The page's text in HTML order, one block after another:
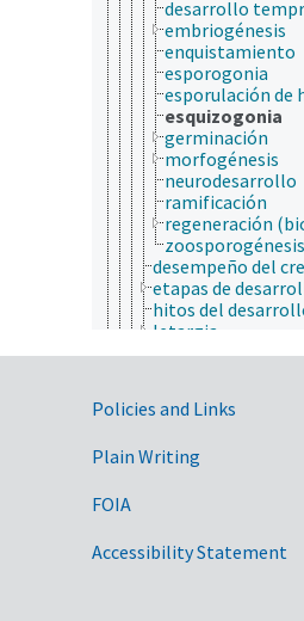
desarrollo
embriogénesis
enquistamiento
esporogonia
esporulación de
esquizogonia
germinación
morfogénesis
neurodesarrollo
ramificación
regeneración
zoosporogénesis
desempeño del
etapas de
hitos del
letargia
nuevo crecimiento
salida de la latencia
distribución del
estado fisiológico
excreción
Government
Policies and Links
Plain Writing
FOIA
Accessibility Statement